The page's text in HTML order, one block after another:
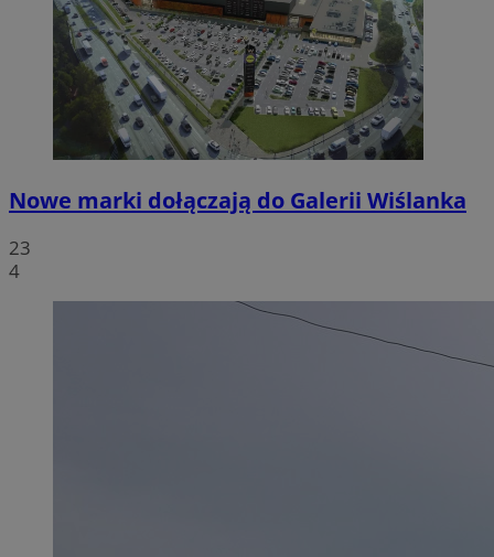
Nowe marki dołączają do Galerii Wiślanka
23
4